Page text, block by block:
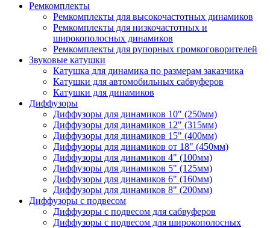
Ремкомплекты
Ремкомплекты для высокочастотных динамиков
Ремкомплекты для низкочастотных и
широкополосных динамиков
Ремкомплекты для рупорных громкоговорителей
Звуковые катушки
Катушка для динамика по размерам заказчика
Катушки для автомобильных сабвуферов
Катушки для динамиков
Диффузоры
Диффузоры для динамиков 10" (250мм)
Диффузоры для динамиков 12" (315мм)
Диффузоры для динамиков 15" (400мм)
Диффузоры для динамиков от 18" (450мм)
Диффузоры для динамиков 4" (100мм)
Диффузоры для динамиков 5" (125мм)
Диффузоры для динамиков 6" (160мм)
Диффузоры для динамиков 8" (200мм)
Диффузоры с подвесом
Диффузоры с подвесом для сабвуферов
Диффузоры с подвесом для широкополосных